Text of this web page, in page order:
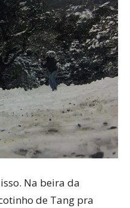
Na beira da
de Tang pra